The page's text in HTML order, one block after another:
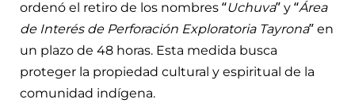
ordenó el retiro de los nombres “Uchuva” y “Área
de Interés de Perforación Exploratoria Tayrona” en
un plazo de 48 horas. Esta medida busca
proteger la propiedad cultural y espiritual de la
comunidad indígena.